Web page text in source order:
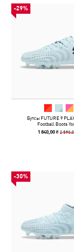
-29%
Бутсы FUTURE 9
Football Boots
1 840,00 ₴2
-30%